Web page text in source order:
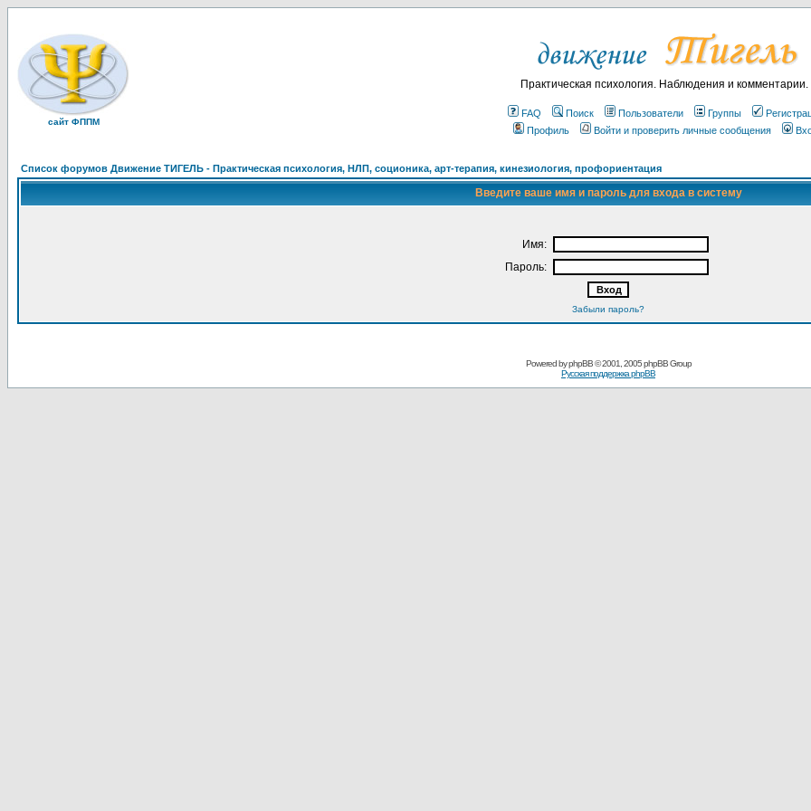
сайт ФППМ
Практическая психология. Наблюдения и комментарии.
FAQ Поиск Пользователи Группы
Профиль
Войти и проверить личные сообщения
Список форумов Движение ТИГЕЛЬ - Практическая психология, НЛП, соционика, арт-терапия, кинезиология, профориентация
Введите ваше имя и пароль для входа в систему
Имя:
Пароль:
Забыли пароль?
Powered byphpBB© 2001, 2005 phpBB Group
Русская поддержка phpBB